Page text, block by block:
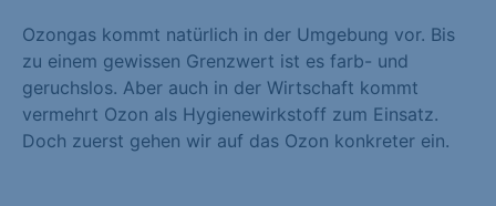
Ozongas kommt natürlich in der Umgebung vor. Bis
zu einem gewissen Grenzwert ist es farb- und
geruchslos. Aber auch in der Wirtschaft kommt
vermehrt Ozon als Hygienewirkstoff zum Einsatz.
Doch zuerst gehen wir auf das Ozon konkreter ein.